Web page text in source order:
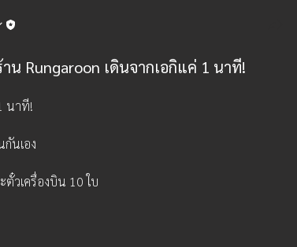
น Rungaroon เดินจากเอกิแค่ 1 นาที!
นาที!
นเอง
ตั๋วเครื่องบิน 10 ใบ